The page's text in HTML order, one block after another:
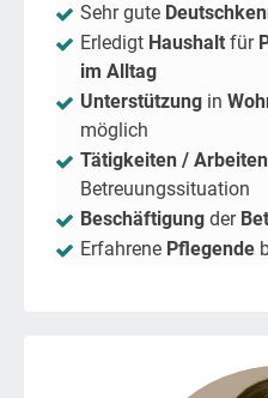
Sehr gute
Erledigt Haushalt für
im Alltag
Unterstützung in
möglich
Tätigkeiten / Arbeiten
Betreuungssituation
Beschäftigung der
Erfahrene Pflegende